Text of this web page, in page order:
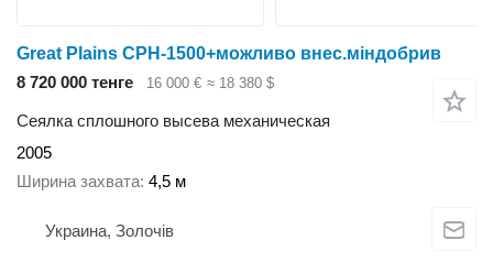
Great Plains CPH-1500+можливо внес.міндобрив
8 720 000 тенге
16 000 € ≈ 18 380 $
Сеялка сплошного высева механическая
2005
Ширина захвата 4,5 м
Украина, Золочів